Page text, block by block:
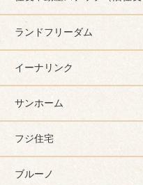
ランドフリーダム
イーナリンク
サンホーム
フジ住宅
ブルーノ